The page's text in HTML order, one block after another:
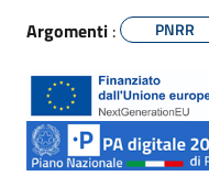
Argomenti : PNRR